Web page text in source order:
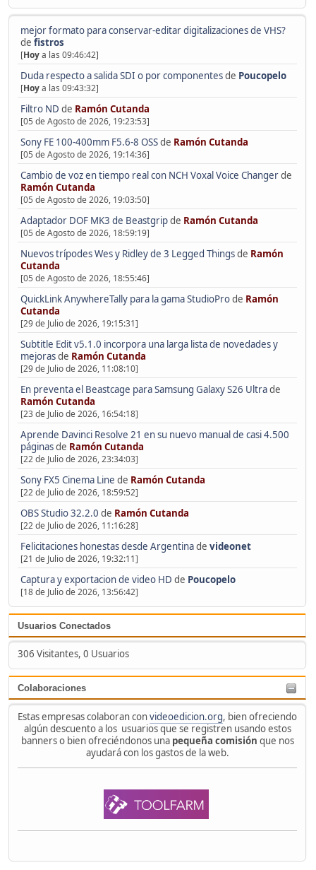
mejor formato para conservar-editar digitalizaciones de VHS?
de fistros
[Hoya las 09:46:42]
Duda respecto a salida SDI o por componentesde Poucopelo
[Hoya las 09:43:32]
Filtro ND de Ramón Cutanda
[05 de Agosto de 2026, 19:23:53]
Sony FE 100-400mm F5.6-8 OSSde Ramón Cutanda
[05 de Agosto de 2026, 19:14:36]
Cambio de voz en tiempo real con NCH Voxal Voice Changerde
Ramón Cutanda
[05 de Agosto de 2026, 19:03:50]
Adaptador DOF MK3 de Beastgripde Ramón Cutanda
[05 de Agosto de 2026, 18:59:19]
Nuevos trípodes Wes y Ridley de 3 Legged Thingsde Ramón
Cutanda
[05 de Agosto de 2026, 18:55:46]
QuickLink AnywhereTally para la gama StudioProde Ramón
Cutanda
[29 de Julio de 2026, 19:15:31]
Subtitle Edit v5.1.0 incorpora una larga lista de novedades y
mejorasde Ramón Cutanda
[29 de Julio de 2026, 11:08:10]
En preventa el Beastcage para Samsung Galaxy S26 Ultrade
Ramón Cutanda
[23 de Julio de 2026, 16:54:18]
Aprende Davinci Resolve 21 en su nuevo manual de casi 4.500
páginasde Ramón Cutanda
[22 de Julio de 2026, 23:34:03]
Sony FX5 Cinema Line de Ramón Cutanda
[22 de Julio de 2026, 18:59:52]
OBS Studio 32.2.0 de Ramón Cutanda
[22 de Julio de 2026, 11:16:28]
Felicitaciones honestas desde Argentinade videonet
[21 de Julio de 2026, 19:32:11]
Captura y exportacion de video HD de Poucopelo
[18 de Julio de 2026, 13:56:42]
Usuarios Conectados
306 Visitantes, 0 Usuarios
Colaboraciones
Estas empresas colaboran convideoedicion.org, bien ofreciendo
algún descuento a los usuarios que se registren usando estos
banners o bien ofreciéndonos una pequeña comisión que nos
ayudará con los gastos de la web.